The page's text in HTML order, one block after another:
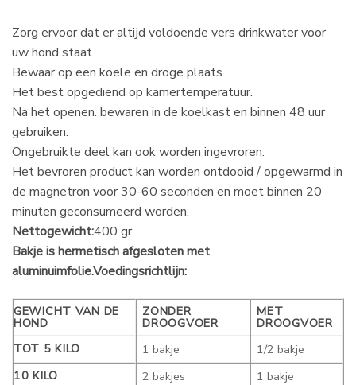
Zorg ervoor dat er altijd voldoende vers drinkwater voor
uw hond staat.
Bewaar op een koele en droge plaats.
Het best opgediend op kamertemperatuur.
Na het openen. bewaren in de koelkast en binnen 48 uur
gebruiken.
Ongebruikte deel kan ook worden ingevroren.
Het bevroren product kan worden ontdooid / opgewarmd in
de magnetron voor 30-60 seconden en moet binnen 20
minuten geconsumeerd worden.
Nettogewicht:400 gr
Bakje is hermetisch afgesloten met
aluminuimfolie.Voedingsrichtlijn:
GEWICHT VAN DE
HOND
ZONDER
DROOGVOER
MET
DROOGVOER
TOT 5 KILO
1 bakje
1/2 bakje
10 KILO
2 bakjes
1 bakje